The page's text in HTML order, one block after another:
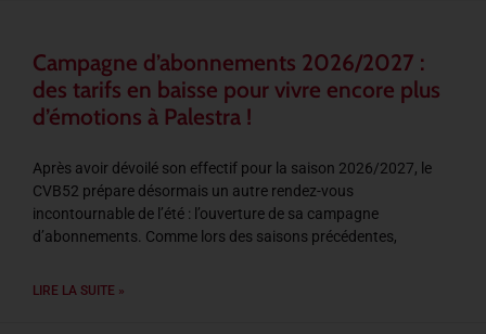
Campagne d’abonnements 2026/2027 :
des tarifs en baisse pour vivre encore plus
d’émotions à Palestra !
Après avoir dévoilé son effectif pour la saison 2026/2027, le
CVB52 prépare désormais un autre rendez-vous
incontournable de l’été : l’ouverture de sa campagne
d’abonnements. Comme lors des saisons précédentes,
LIRE LA SUITE »